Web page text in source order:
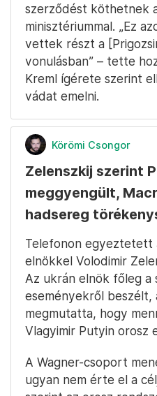
szerződést köthetnek
minisztériummal. „Ez
vettek részt a
vonulásban” – tette
Kreml ígérete szerint
vádat emelni.
Körömi Csongor
Zelenszkij szerint
meggyengült,
hadsereg
Telefonon egyeztetett
elnökkel Volodimir
Az ukrán elnök főleg a
eseményekről beszélt,
megmutatta, hogy
Vlagyimir Putyin orosz
A Wagner-csoport
ugyan nem érte el a